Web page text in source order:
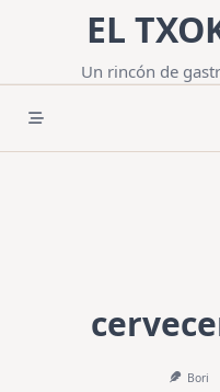
contenido
EL
Un rincón de
Bori